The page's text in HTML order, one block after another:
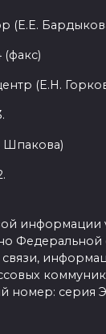
(Е.Е.
(факс)
(Е.Н.
Шпакова)
информации
номер: серия